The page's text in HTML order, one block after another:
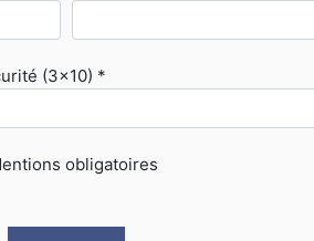
(3x10) *
obligatoires